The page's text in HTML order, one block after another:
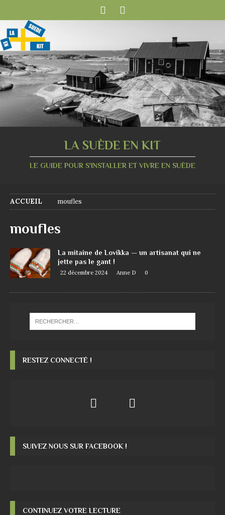
LA SUÈDE EN KIT
LE GUIDE POUR S'INSTALLER ET VIVRE EN SUÈDE
ACCUEIL moufles
moufles
La mitaine de Lovikka — un artisanat qui ne
jette pas le gant !
22 décembre 2024 Anne D 0
RESTEZ CONNECTÉ !
SUIVEZ NOUS SUR FACEBOOK !
CONTINUEZ VOTRE LECTURE